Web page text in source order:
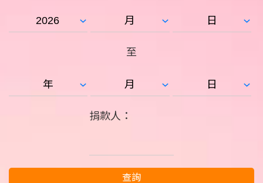
至
捐款人：
查詢